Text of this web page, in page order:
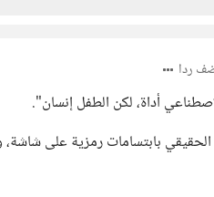
ردا
أداة، لكن الطفل إنسان".
الحقيقي بابتسامات رمزية على